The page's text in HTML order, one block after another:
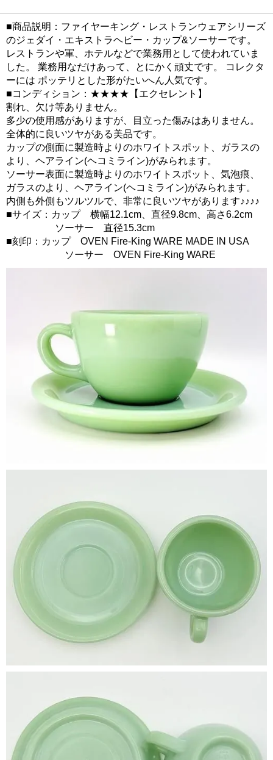
■商品説明：ファイヤーキング・レストランウェアシリーズ
のジェダイ・エキストラヘビー・カップ&ソーサーです。
レストランや軍、ホテルなどで業務用として使われていま
した。 業務用なだけあって、とにかく頑丈です。 コレクタ
ーには ポッテリとした形がたいへん人気です。
■コンディション：★★★★【エクセレント】
割れ、欠け等ありません。
多少の使用感がありますが、目立った傷みはありません。
全体的に良いツヤがある美品です。
カップの側面に製造時よりのホワイトスポット、ガラスの
より、ヘアライン(ヘコミライン)がみられます。
ソーサー表面に製造時よりのホワイトスポット、気泡痕、
ガラスのより、ヘアライン(ヘコミライン)がみられます。
内側も外側もツルツルで、非常に良いツヤがあります♪♪♪♪
■サイズ：カップ 横幅12.1cm、直径9.8cm、高さ6.2cm
ソーサー 直径15.3cm
■刻印：カップ OVEN Fire-King WARE MADE IN USA
ソーサー OVEN Fire-King WARE